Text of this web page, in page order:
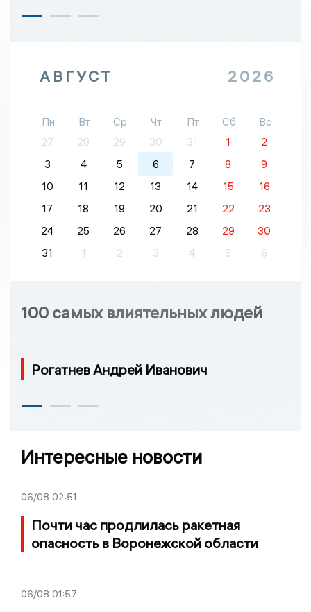
АВГУСТ 2026
Пн Вт Ср Чт Пт Сб
Вс
27
28 29 30 31 1
2
3
4 5 6 7 8
9
10
11 12 13 14 15
16
17
18 19 20 21 22
23
24
25 26 27 28 29
30
31
1 2 3 4 5 6
100 самых влиятельных людей
Рогатнев Андрей Иванович
Интересные новости
06/08 02:51
Почти час продлилась ракетная
опасность в Воронежской области
06/08 01:57